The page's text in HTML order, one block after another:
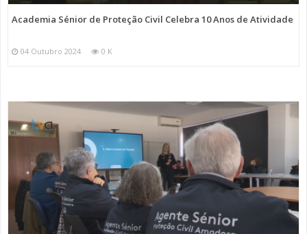
Academia Sénior de Proteção Civil Celebra 10 Anos de Atividade
04 Outubro 2024 0 K